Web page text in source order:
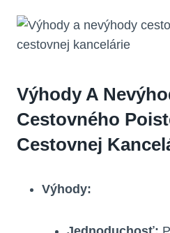
Výhody A
Cestovného
Cestovnej
Výhody: